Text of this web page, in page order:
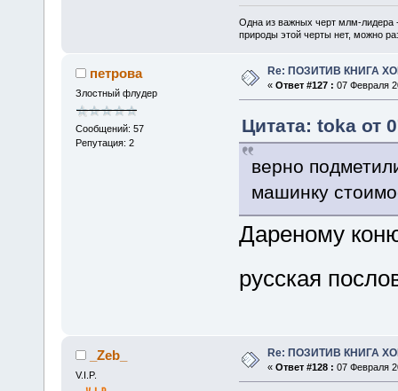
Одна из важных черт млм-лидера
природы этой черты нет, можно
петрова
Злостный флудер
Сообщений: 57
Репутация: 2
Re: ПОЗИТИВ КНИГА
« Ответ #127 : 07 Февраля
Цитата: toka от
верно
машинку
Дареному
русская
_Zeb_
V.I.P.
Re: ПОЗИТИВ КНИГА
« Ответ #128 : 07 Февраля